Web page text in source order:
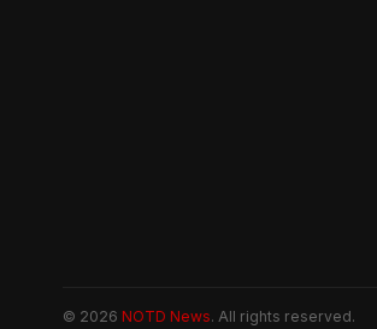
© 2026 NOTD News. All rights reserved.